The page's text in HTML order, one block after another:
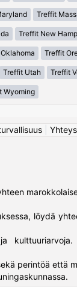
Treffit
Treffit New
Treffit
Treffit Utah Treffit
Wyoming
|
löydä
perintöä että
Assistance